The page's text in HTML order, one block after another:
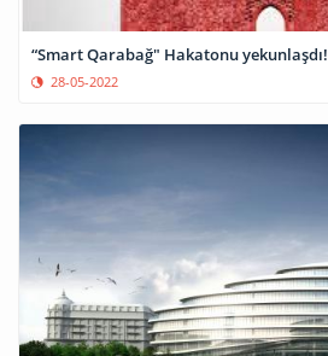
“Smart Qarabağ" Hakatonu yekunlaşdı!
28-05-2022